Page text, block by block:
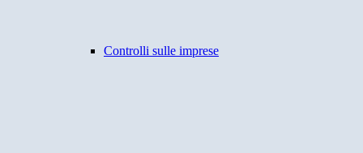
Controlli sulle imprese